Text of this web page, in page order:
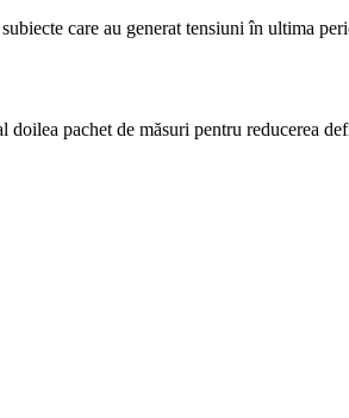
care au generat tensiuni în ultima
pachet de măsuri pentru reducerea